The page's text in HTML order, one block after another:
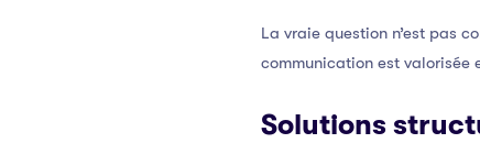
La vraie question n’est pas
communication est valorisée
Solutions